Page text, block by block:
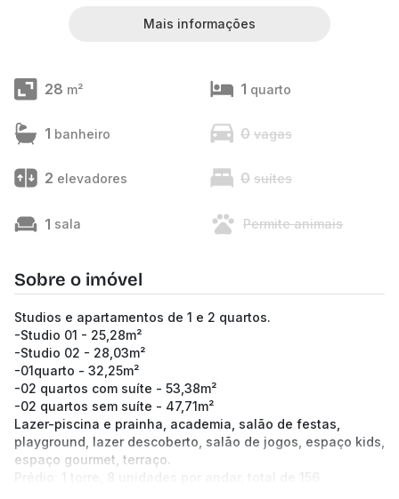
Mais informações
28 m² 1 quarto
1 banheiro 0 vagas
2 elevadores 0 suítes
1 sala Permite animais
Sobre o imóvel
Studios e apartamentos de 1 e 2 quartos.
-Studio 01 - 25,28m²
-Studio 02 - 28,03m²
-01quarto - 32,25m²
-02 quartos com suíte - 53,38m²
-02 quartos sem suíte - 47,71m²
Lazer-piscina e prainha, academia, salão de festas,
playground, lazer descoberto, salão de jogos, espaço kids,
espaço gourmet, terraço.
Prédio: 1 torre, 8 unidades por andar, total de 156